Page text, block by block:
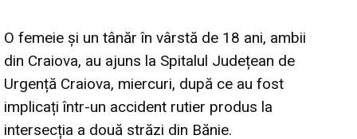
O femeie și un tânăr în vârstă de 18 ani, ambii
din Craiova, au ajuns la Spitalul Județean de
Urgență Craiova, miercuri, după ce au fost
implicați într-un accident rutier produs la
intersecția a două străzi din Bănie.